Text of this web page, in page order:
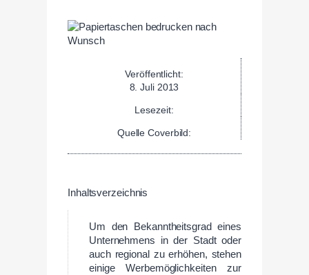
Veröffentlicht:
8. Juli 2013
Lesezeit:
Quelle Coverbild:
Inhaltsverzeichnis
Um den Bekanntheitsgrad eines
Unternehmens in der Stadt oder
auch regional zu erhöhen, stehen
einige Werbemöglichkeiten zur